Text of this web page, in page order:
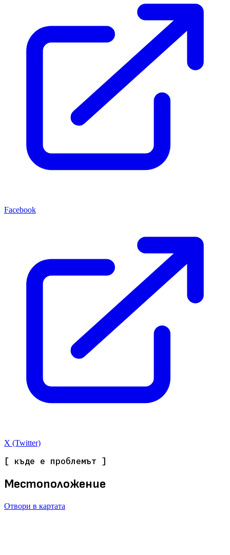
Facebook
X (Twitter)
[ къде е проблемът ]
Местоположение
Отвори в картата